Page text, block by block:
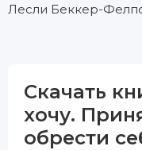
Лесли Беккер-
Скачать
хочу.
обрести